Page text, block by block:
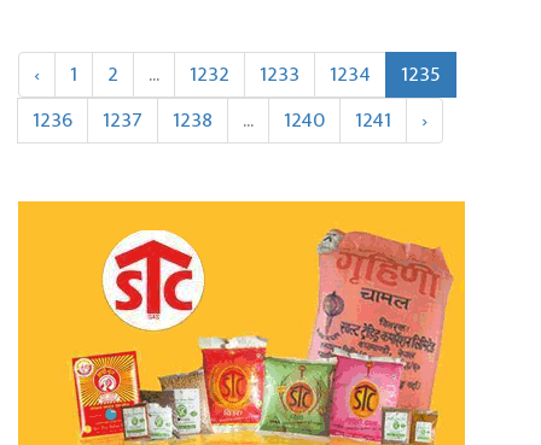
‹ 1 2 ... 1232 1233 1234
1235
1236
1237 1238 ... 1240 1241 ›